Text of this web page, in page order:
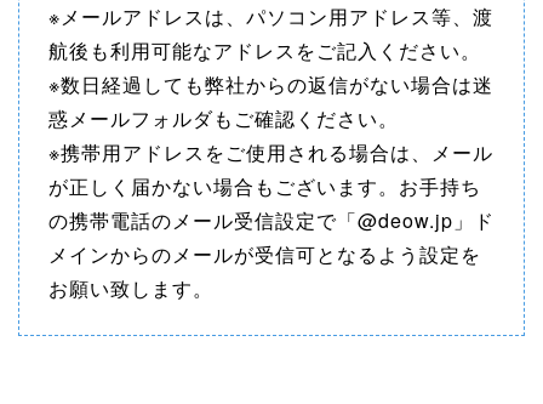
※メールアドレスは、パソコン用アドレス等、渡
航後も利用可能なアドレスをご記入ください。
※数日経過しても弊社からの返信がない場合は迷
惑メールフォルダもご確認ください。
※携帯用アドレスをご使用される場合は、メール
が正しく届かない場合もございます。お手持ち
の携帯電話のメール受信設定で「@deow.jp」ド
メインからのメールが受信可となるよう設定を
お願い致します。